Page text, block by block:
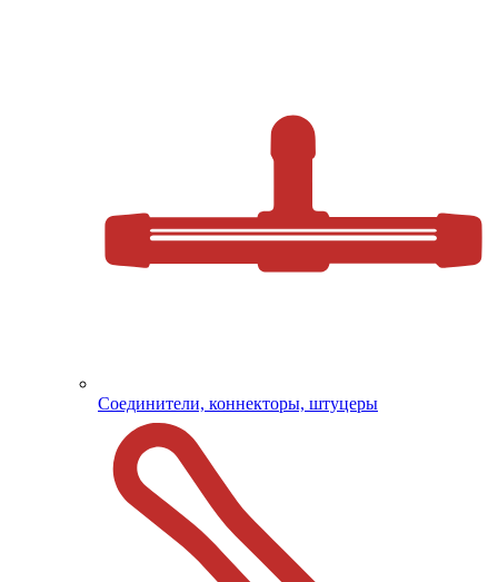
Соединители, коннекторы, штуцеры